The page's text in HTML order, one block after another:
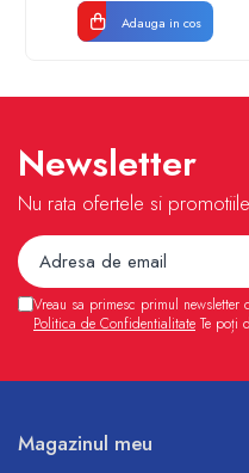
Adauga in cos
Newsletter
Nu rata ofertele si
Vreau sa primesc primul
Politica de Confidentialitate Te poți
Magazinul meu